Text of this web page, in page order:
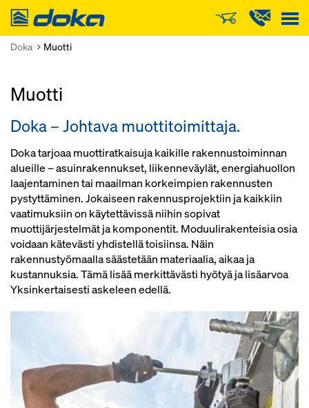
Doka
Doka Muotti
Muotti
Doka – Johtava muottitoimittaja.
Doka tarjoaa muottiratkaisuja kaikille rakennustoiminnan
alueille – asuinrakennukset, liikenneväylät, energiahuollon
laajentaminen tai maailman korkeimpien rakennusten
pystyttäminen. Jokaiseen rakennusprojektiin ja kaikkiin
vaatimuksiin on käytettävissä niihin sopivat
muottijärjestelmät ja komponentit. Moduulirakenteisia osia
voidaan kätevästi yhdistellä toisiinsa. Näin
rakennustyömaalla säästetään materiaalia, aikaa ja
kustannuksia. Tämä lisää merkittävästi hyötyä ja lisäarvoa
Yksinkertaisesti askeleen edellä.